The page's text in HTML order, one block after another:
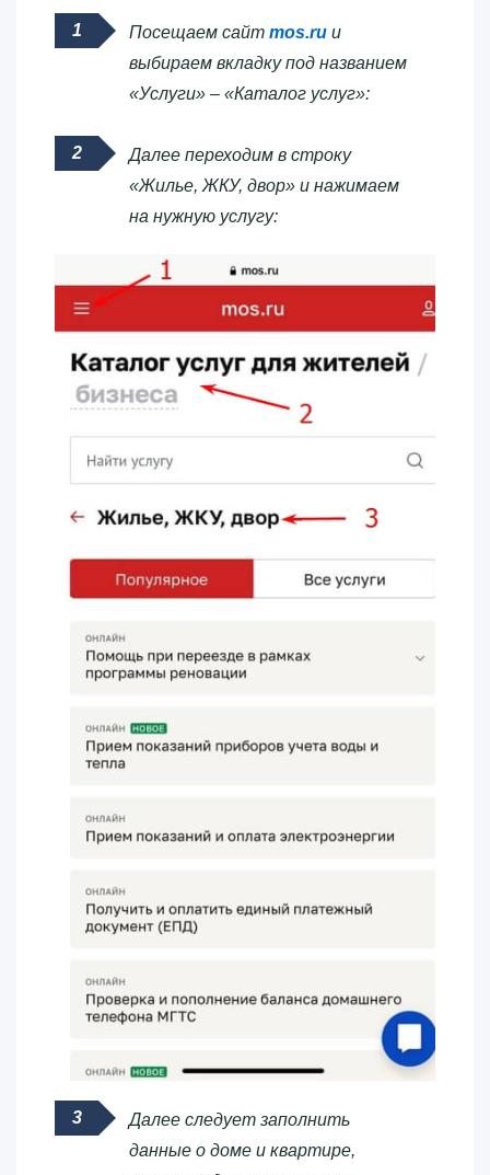
Посещаем сайт mos.ru и
выбираем вкладку под названием
«Услуги» – «Каталог услуг»:
Далее переходим в строку
«Жилье, ЖКУ, двор» и нажимаем
на нужную услугу:
Далее следует заполнить
данные о доме и квартире,